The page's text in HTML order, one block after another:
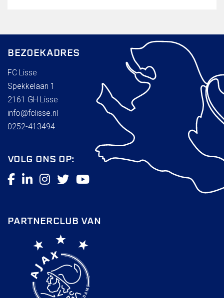
BEZOEKADRES
FC Lisse
Spekkelaan 1
2161 GH Lisse
info@fclisse.nl
0252-413494
VOLG ONS OP:
PARTNERCLUB VAN